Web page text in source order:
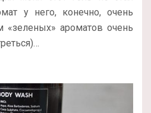
у него, конечно, очень
«зеленых» ароматов очень